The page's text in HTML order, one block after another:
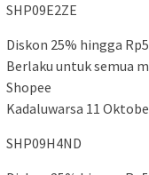
SHP09E2ZE
Diskon 25% hingga
Berlaku untuk semua
Shopee
Kadaluwarsa 11
SHP09H4ND